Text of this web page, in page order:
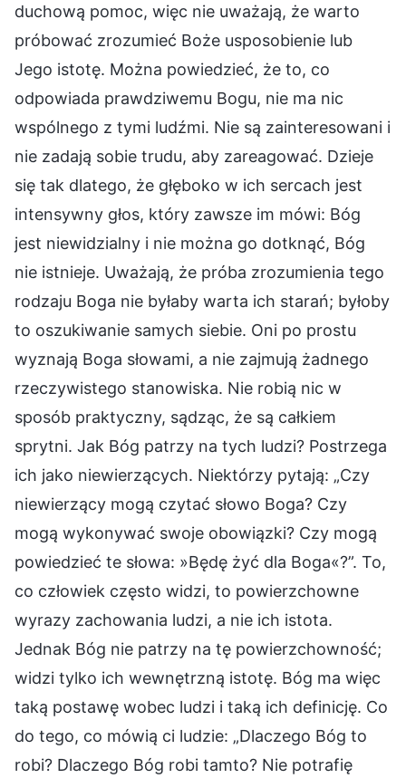
duchową pomoc, więc nie uważają, że warto
próbować zrozumieć Boże usposobienie lub
Jego istotę. Można powiedzieć, że to, co
odpowiada prawdziwemu Bogu, nie ma nic
wspólnego z tymi ludźmi. Nie są zainteresowani i
nie zadają sobie trudu, aby zareagować. Dzieje
się tak dlatego, że głęboko w ich sercach jest
intensywny głos, który zawsze im mówi: Bóg
jest niewidzialny i nie można go dotknąć, Bóg
nie istnieje. Uważają, że próba zrozumienia tego
rodzaju Boga nie byłaby warta ich starań; byłoby
to oszukiwanie samych siebie. Oni po prostu
wyznają Boga słowami, a nie zajmują żadnego
rzeczywistego stanowiska. Nie robią nic w
sposób praktyczny, sądząc, że są całkiem
sprytni. Jak Bóg patrzy na tych ludzi? Postrzega
ich jako niewierzących. Niektórzy pytają: „Czy
niewierzący mogą czytać słowo Boga? Czy
mogą wykonywać swoje obowiązki? Czy mogą
powiedzieć te słowa: »Będę żyć dla Boga«?”. To,
co człowiek często widzi, to powierzchowne
wyrazy zachowania ludzi, a nie ich istota.
Jednak Bóg nie patrzy na tę powierzchowność;
widzi tylko ich wewnętrzną istotę. Bóg ma więc
taką postawę wobec ludzi i taką ich definicję. Co
do tego, co mówią ci ludzie: „Dlaczego Bóg to
robi? Dlaczego Bóg robi tamto? Nie potrafię